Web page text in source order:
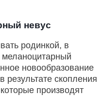
невус
родинкой, в
новообразование
результате скопления
производят